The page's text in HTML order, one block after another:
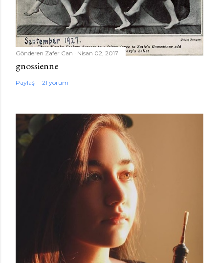
Gönderen Zafer Can Nisan 02, 2017
gnossienne
Paylaş 21 yorum